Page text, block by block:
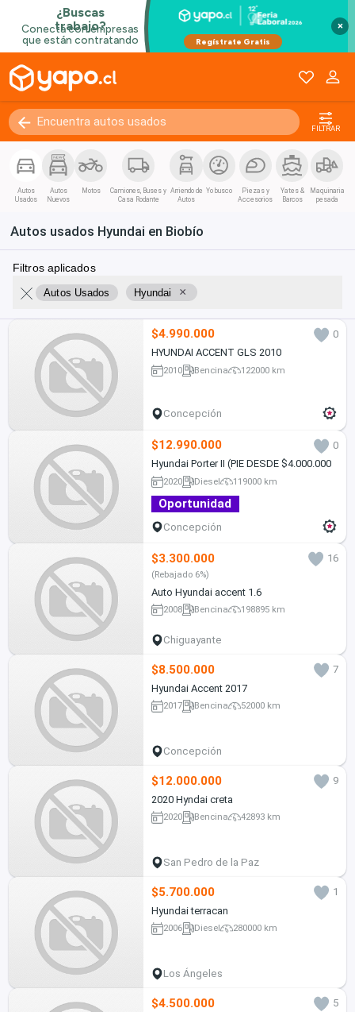
×
FILTRAR
Autos
Usados
Autos
Nuevos
Motos
Camiones, Buses y
Casa Rodante
Arriendo de
Autos
Yo busco
Piezas y
Accesorios
Yates &
Barcos
Maquinaria
pesada
Autos usados Hyundai en Biobío
Filtros aplicados
Autos Usados Hyundai ×
$4.990.000
0
HYUNDAI ACCENT GLS 2010
2010 Bencina 122000 km
Concepción
$12.990.000
0
Hyundai Porter II (PIE DESDE $4.000.000
2020 Diesel 119000 km
Oportunidad
Concepción
$3.300.000 16
(Rebajado 6%)
Auto Hyundai accent 1.6
2008 Bencina 198895 km
Chiguayante
$8.500.000
7
Hyundai Accent 2017
2017 Bencina 52000 km
Concepción
$12.000.000
9
2020 Hyndai creta
2020 Bencina 42893 km
San Pedro de la Paz
$5.700.000
1
Hyundai terracan
2006 Diesel 280000 km
Los Ángeles
$4.500.000 5